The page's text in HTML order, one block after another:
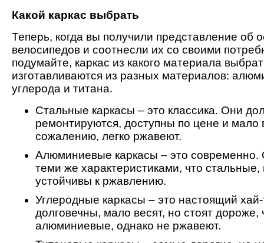
Какой каркас выбрать
Теперь, когда вы получили представление об
велосипедов и соотнесли их со своими
подумайте, каркас из какого материала
изготавливаются из разных материалов:
углерода и титана.
Стальные каркасы – это классика. Они
ремонтируются, доступны по цене и мало
сожалению, легко ржавеют.
Алюминиевые каркасы – это современно.
теми же характеристиками, что
устойчивы к ржавлению.
Углеродные каркасы – это настоящий
долговечны, мало весят, но стоят
алюминиевые, однако не ржавеют.